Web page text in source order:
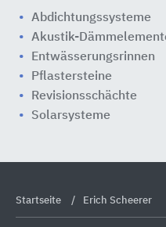
Abdichtungssysteme
Akustik-
Entwässerungsrinnen
Pflastersteine
Revisionsschächte
Solarsysteme
Startseite Erich Scheerer